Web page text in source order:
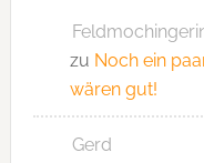
zu Noch ein
wären gut!
Gerd